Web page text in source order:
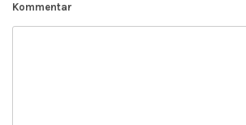
Kommentar